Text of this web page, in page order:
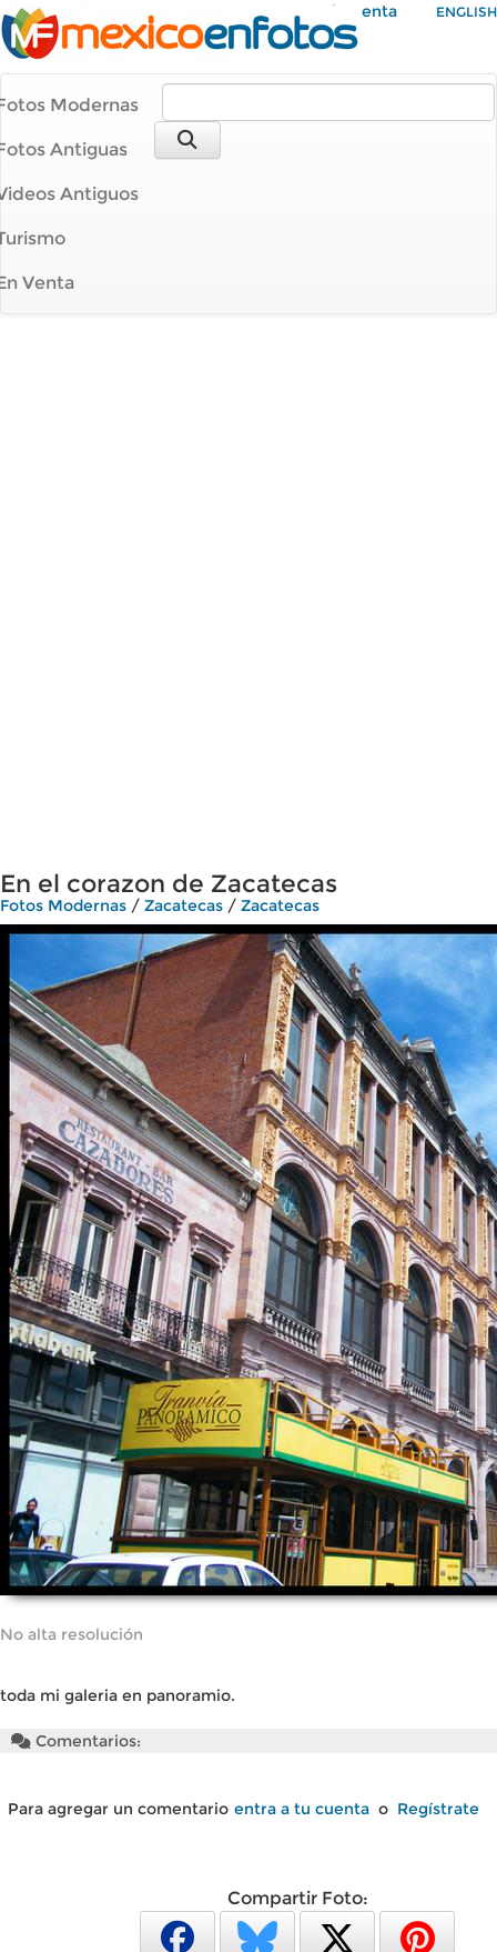
Mi Cuenta ENGLISH
Modernas
Antiguas
Antiguos
Venta
En el corazon de Zacatecas
Fotos Modernas / Zacatecas / Zacatecas
No alta resolución
toda mi galeria en panoramio.
Comentarios:
Para agregar un comentario entra a tu cuenta o Regístrate
Compartir Foto: